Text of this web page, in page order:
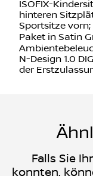
ISOFIX-
hinteren
Sportsitze vorn;
Paket in Satin
N-Design 1.0
der
Falls Sie
konnten,